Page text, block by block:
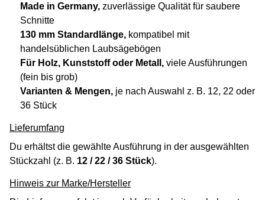
Made in Germany, zuverlässige Qualität für saubere
Schnitte
130 mm Standardlänge, kompatibel mit
handelsüblichen Laubsägebögen
Für Holz, Kunststoff oder Metall, viele Ausführungen
(fein bis grob)
Varianten & Mengen, je nach Auswahl z. B. 12, 22 oder
36 Stück
Lieferumfang
Du erhältst die gewählte Ausführung in der ausgewählten
Stückzahl (z. B. 12 / 22 / 36 Stück).
Hinweis zur Marke/Hersteller